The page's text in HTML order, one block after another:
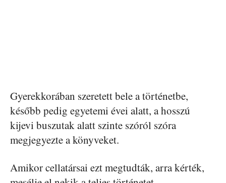
Gyerekkorában szeretett bele a történetbe,
később pedig egyetemi évei alatt, a hosszú
kijevi buszutak alatt szinte szóról szóra
megjegyezte a könyveket.
Amikor cellatársai ezt megtudták, arra kérték,